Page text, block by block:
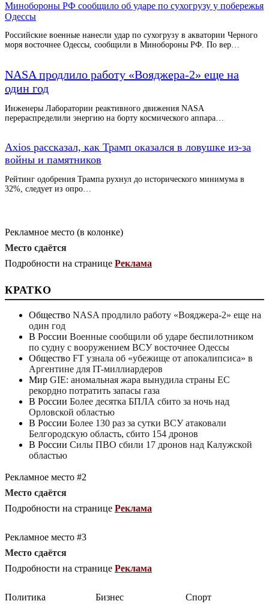
Минобороны РФ сообщило об ударе по сухогрузу у побережья
Одессы
Российские военные нанесли удар по сухогрузу в акватории Черного
моря восточнее Одессы, сообщили в Минобороны РФ. По вер…
NASA продлило работу «Вояджера-2» еще на
один год
Инженеры Лаборатории реактивного движения NASA
перераспределили энергию на борту космического аппара…
Axios рассказал, как Трамп оказался в ловушке из-за
войны и памятников
Рейтинг одобрения Трампа рухнул до исторического минимума в
32%, следует из опро…
Рекламное место (в колонке)
Место сдаётся
Подробности на странице Реклама
КРАТКО
Общество NASA продлило работу «Вояджера-2» еще на
один год
В России Военные сообщили об ударе беспилотником
по судну с вооружением ВСУ восточнее Одессы
Общество FT узнала об «убежище от апокалипсиса» в
Аргентине для IT-миллиардеров
Мир GIE: аномальная жара вынудила страны ЕС
рекордно потратить запасы газа
В России Более десятка БПЛА сбито за ночь над
Орловской областью
В России Более 130 раз за сутки ВСУ атаковали
Белгородскую область, сбито 154 дронов
В России Силы ПВО сбили 17 дронов над Калужской
областью
Рекламное место #2
Место сдаётся
Подробности на странице Реклама
Рекламное место #3
Место сдаётся
Подробности на странице Реклама
Политика Бизнес Спорт